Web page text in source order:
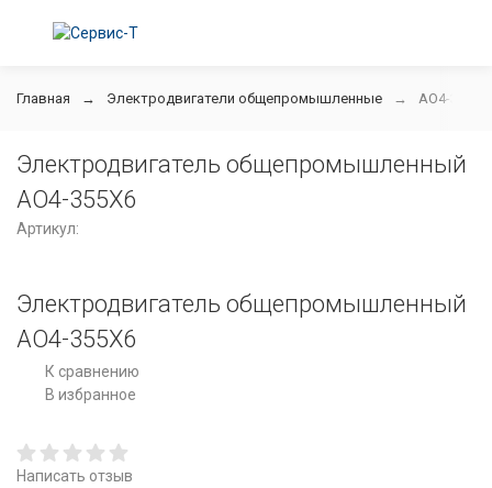
Главная Электродвигатели общепромышленные АО4-355Х6
Электродвигатель общепромышленный
АО4-355Х6
Артикул:
Электродвигатель общепромышленный
АО4-355Х6
К сравнению
В избранное
Написать отзыв